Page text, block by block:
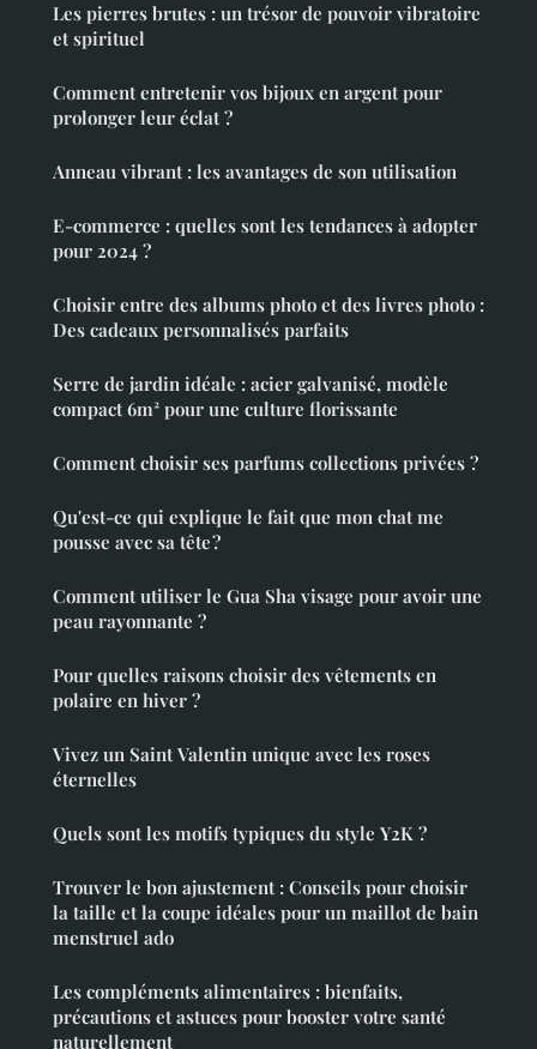
Les pierres brutes : un trésor de pouvoir vibratoire
et spirituel
Comment entretenir vos bijoux en argent pour
prolonger leur éclat ?
Anneau vibrant : les avantages de son utilisation
E-commerce : quelles sont les tendances à adopter
pour 2024 ?
Choisir entre des albums photo et des livres photo :
Des cadeaux personnalisés parfaits
Serre de jardin idéale : acier galvanisé, modèle
compact 6m² pour une culture florissante
Comment choisir ses parfums collections privées ?
Qu'est-ce qui explique le fait que mon chat me
pousse avec sa tête ?
Comment utiliser le Gua Sha visage pour avoir une
peau rayonnante ?
Pour quelles raisons choisir des vêtements en
polaire en hiver ?
Vivez un Saint Valentin unique avec les roses
éternelles
Quels sont les motifs typiques du style Y2K ?
Trouver le bon ajustement : Conseils pour choisir
la taille et la coupe idéales pour un maillot de bain
menstruel ado
Les compléments alimentaires : bienfaits,
précautions et astuces pour booster votre santé
naturellement